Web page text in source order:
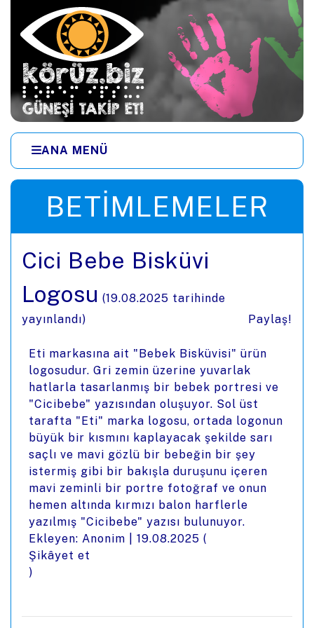
Ana içeriğe zıpla
ANA MENÜ
BETIMLEMELER
Cici Bebe Bisküvi
Logosu (19.08.2025 tarihinde
yayınlandı)
Paylaş!
Eti markasına ait "Bebek Bisküvisi" ürün
logosudur. Gri zemin üzerine yuvarlak
hatlarla tasarlanmış bir bebek portresi ve
"Cicibebe" yazısından oluşuyor. Sol üst
tarafta "Eti" marka logosu, ortada logonun
büyük bir kısmını kaplayacak şekilde sarı
saçlı ve mavi gözlü bir bebeğin bir şey
istermiş gibi bir bakışla duruşunu içeren
mavi zeminli bir portre fotoğraf ve onun
hemen altında kırmızı balon harflerle
yazılmış "Cicibebe" yazısı bulunuyor.
Ekleyen: Anonim | 19.08.2025 (
Şikâyet et
)
Menüye zıpla